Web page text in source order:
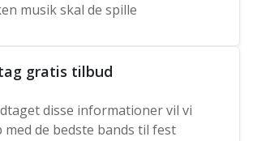
musik skal de spille
gratis tilbud
disse informationer vil vi
med de bedste bands til fest